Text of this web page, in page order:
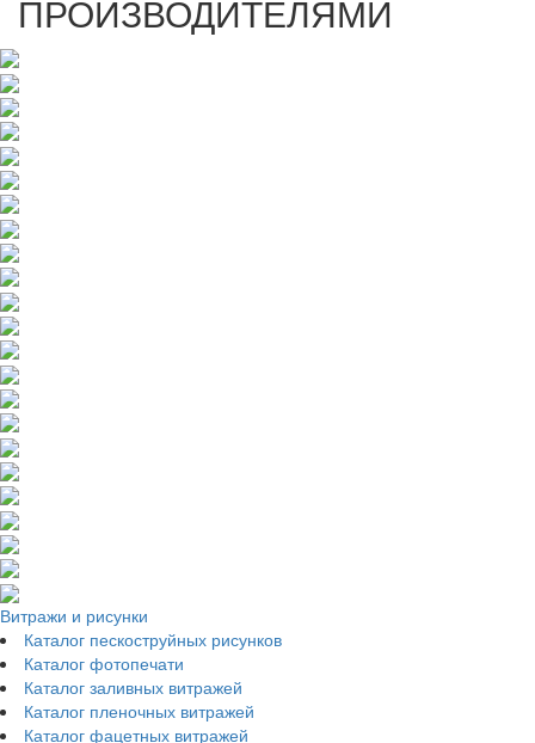
ПРОИЗВОДИТЕЛЯМИ
Витражи и рисунки
Каталог пескоструйных рисунков
Каталог фотопечати
Каталог заливных витражей
Каталог пленочных витражей
Каталог фацетных витражей